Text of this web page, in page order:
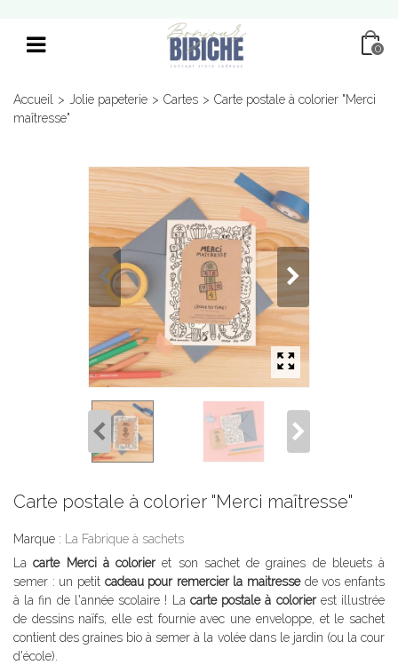
0
Accueil > Jolie papeterie > Cartes > Carte postale à colorier "Merci
maîtresse"
Carte postale à colorier "Merci maîtresse"
Marque :
La Fabrique à sachets
Lacarte Merci à colorieret son sachet de graines de bleuets à
semer : un petit cadeau pour remercier la maitressede vos enfants
à la fin de l'année scolaire ! La carte postale à colorierest illustrée
de dessins naïfs, elle est fournie avec une enveloppe, et le sachet
contient des graines bio à semer à la volée dans le jardin (ou la cour
d'école).